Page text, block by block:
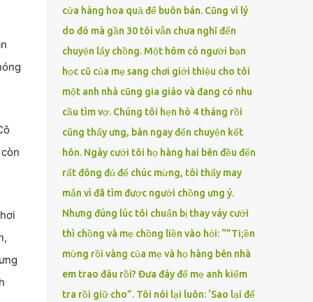
cửa hàng hoa quả để buôn bán. Cũng vì lý
do đó mà gần 30 tôi vẫn chưa nghĩ đến
chuyện lấy chồng. Một hôm có người bạn
học cũ của mẹ sang chơi giới thiệu cho tôi
một anh nhà cũng gia giáo và đang có nhu
cầu tìm vợ. Chúng tôi hẹn hò 4 tháng rồi
cũng thấy ưng, bàn ngay đến chuyện kết
hôn. Ngày cưới tôi họ hàng hai bên đều đến
rất đông đủ để chúc mừng, tôi thấy may
mắn vì đã tìm được người chồng ưng ý.
Nhưng đúng lúc tôi chuẩn bị thay váy cưới
thì chồng và mẹ chồng liền vào hỏi: “”Ti;ền
mừng rồi vàng của mẹ và họ hàng bên nhà
em trao đâu rồi? Đưa đây để mẹ anh kiểm
tra rồi giữ cho”. Tôi nói lại luôn: ‘Sao lại để